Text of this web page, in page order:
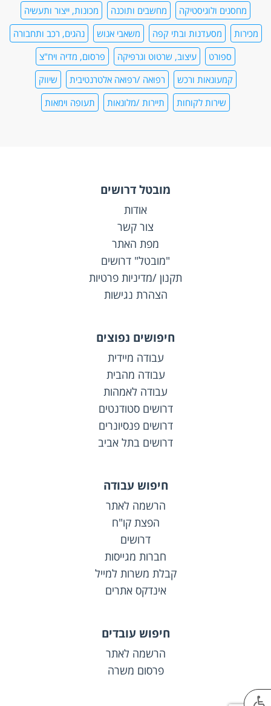
מחסנים ולוגיסטיקה
מחשבים ותוכנה
מכונות, ייצור ותעשיה
מכירות
מסעדנות ובתי קפה משאבי אנוש
נהגים, רכב ותחבורה
ספורט
עיצוב, שרטוט וגרפיקה
פרסום, מדיה ויח"צ
קמעונאות ורכש
רפואה /רפואה אלטרנטיבית
שיווק
שירות לקוחות
תיירות /מלונאות תעופה וימאות
מובטל דרושים
אודות
צור קשר
מפת האתר
"מובטל" דרושים
תקנון /מדיניות פרטיות
הצהרת נגישות
חיפושים נפוצים
עבודה מיידית
עבודה מהבית
עבודה לאמהות
דרושים סטודנטים
דרושים פנסיונרים
דרושים בתל אביב
חיפוש עבודה
הרשמה לאתר
הפצת קו"ח
דרושים
חברות מגייסות
קבלת משרות למייל
אינדקס אתרים
חיפוש עובדים
הרשמה לאתר
פרסום משרה